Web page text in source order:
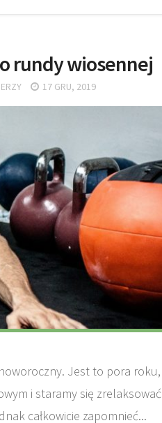
rundy wiosennej
17 GRU, 2019
Jest to pora roku,
i staramy się zrelaksować
całkowicie zapomnieć...